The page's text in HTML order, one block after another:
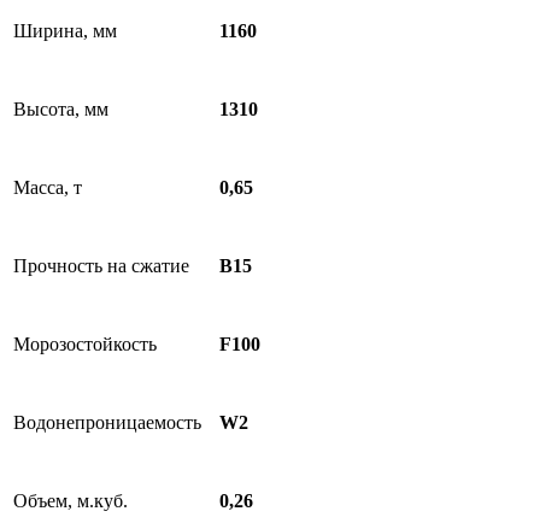
Ширина, мм 1160
Высота, мм 1310
Масса, т 0,65
Прочность на сжатие B15
Морозостойкость F100
Водонепроницаемость W2
Объем, м.куб. 0,26